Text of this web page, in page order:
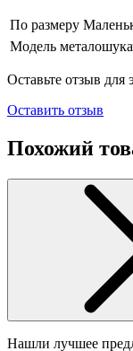
По размеру
Модель
Оставьте отзыв для
Оставить отзыв
Похожий
Нашли лучшее